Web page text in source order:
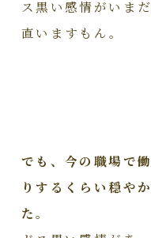
ス黒い感情がいま
直いますもん。
でも、今の職場で
りするくらい穏や
た。